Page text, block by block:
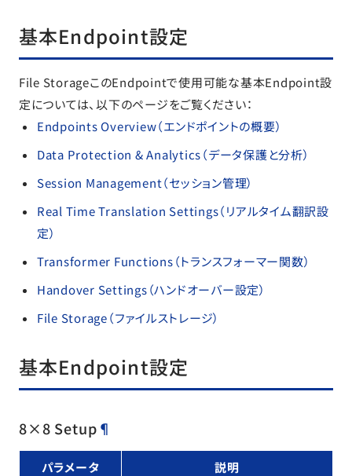
基本Endpoint設定
File StorageこのEndpointで使用可能な基本Endpoint設
定については、以下のページをご覧ください：
Endpoints Overview（エンドポイントの概要）
Data Protection & Analytics（データ保護と分析）
Session Management（セッション管理）
Real Time Translation Settings（リアルタイム翻訳設
定）
Transformer Functions（トランスフォーマー関数）
Handover Settings（ハンドオーバー設定）
File Storage（ファイルストレージ）
基本Endpoint設定
8×8 Setup¶
パラメータ 説明